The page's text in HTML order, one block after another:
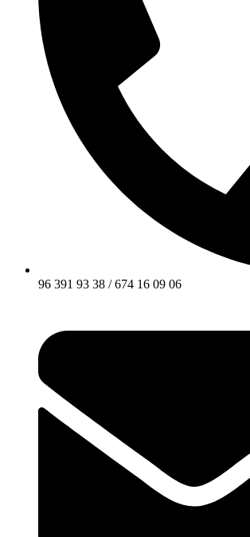
96 391 93 38 / 674 16 09 06